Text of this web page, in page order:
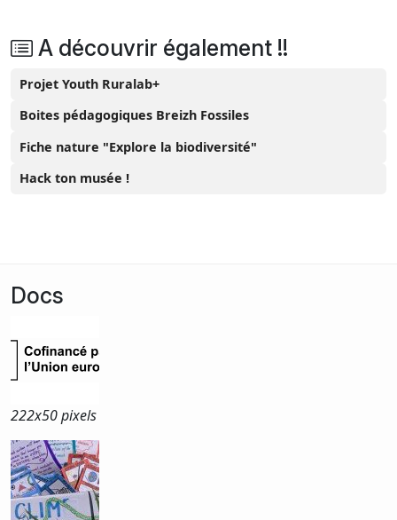
A découvrir également !!
Projet Youth Ruralab+
Boites pédagogiques Breizh Fossiles
Fiche nature "Explore la biodiversité"
Hack ton musée !
Docs
222x50 pixels